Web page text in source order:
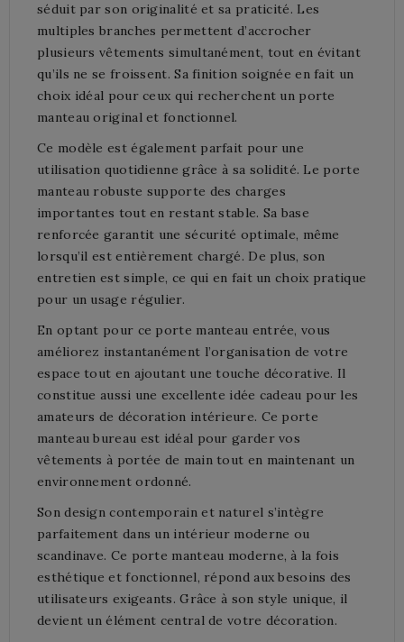
séduit par son originalité et sa praticité. Les
multiples branches permettent d’accrocher
plusieurs vêtements simultanément, tout en évitant
qu’ils ne se froissent. Sa finition soignée en fait un
choix idéal pour ceux qui recherchent un porte
manteau original et fonctionnel.
Ce modèle est également parfait pour une
utilisation quotidienne grâce à sa solidité. Le porte
manteau robuste supporte des charges
importantes tout en restant stable. Sa base
renforcée garantit une sécurité optimale, même
lorsqu’il est entièrement chargé. De plus, son
entretien est simple, ce qui en fait un choix pratique
pour un usage régulier.
En optant pour ce porte manteau entrée, vous
améliorez instantanément l’organisation de votre
espace tout en ajoutant une touche décorative. Il
constitue aussi une excellente idée cadeau pour les
amateurs de décoration intérieure. Ce porte
manteau bureau est idéal pour garder vos
vêtements à portée de main tout en maintenant un
environnement ordonné.
Son design contemporain et naturel s’intègre
parfaitement dans un intérieur moderne ou
scandinave. Ce porte manteau moderne, à la fois
esthétique et fonctionnel, répond aux besoins des
utilisateurs exigeants. Grâce à son style unique, il
devient un élément central de votre décoration.